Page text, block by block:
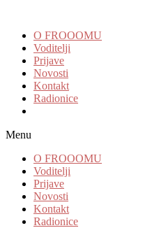
O FROOOMU
Voditelji
Prijave
Novosti
Kontakt
Radionice
Menu
O FROOOMU
Voditelji
Prijave
Novosti
Kontakt
Radionice